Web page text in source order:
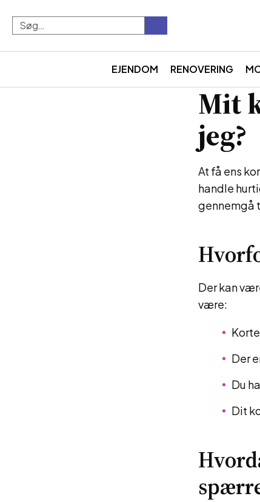
EJENDOM RENOVERING
Mit
jeg?
At få ens
handle
gennemgå
Der kan
være:
Der
Du
Dit